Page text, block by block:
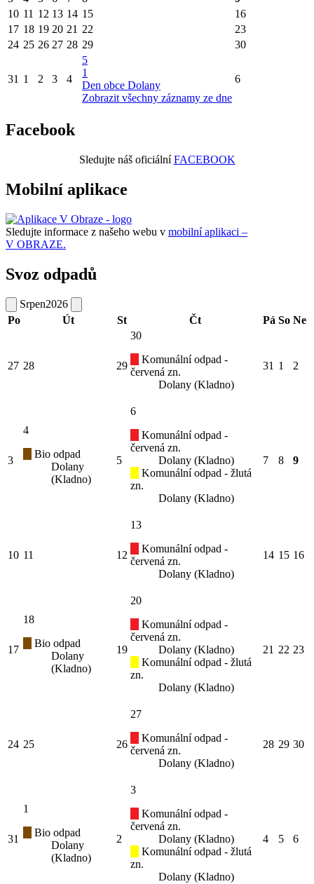
10 11 12 13 14 15
16
17 18 19 20 21 22
23
24 25 26 27 28 29 30
31 1 2 3 4
5
1
Den obce Dolany
Zobrazit všechny záznamy ze dne
6
Facebook
Sledujte náš oficiálníFACEBOOK
Mobilní aplikace
Sledujte informace z našeho webu v mobilní aplikaci –
V OBRAZE.
Svoz odpadů
Srpen2026
Po
Út St Čt Pá So Ne
27 28 29
30
Komunální odpad -
červená zn.
Dolany (Kladno)
31 1 2
3
4
Bio odpad
Dolany
(Kladno)
5
6
Komunální odpad -
červená zn.
Dolany (Kladno)
Komunální odpad - žlutá
zn.
Dolany (Kladno)
7 8 9
10 11 12
13
Komunální odpad -
červená zn.
Dolany (Kladno)
14 15 16
17
18
Bio odpad
Dolany
(Kladno)
19
20
Komunální odpad -
červená zn.
Dolany (Kladno)
Komunální odpad - žlutá
zn.
Dolany (Kladno)
21 22 23
24 25 26
27
Komunální odpad -
červená zn.
Dolany (Kladno)
28 29 30
31
1
Bio odpad
Dolany
(Kladno)
2
3
Komunální odpad -
červená zn.
Dolany (Kladno)
Komunální odpad - žlutá
zn.
Dolany (Kladno)
4 5 6